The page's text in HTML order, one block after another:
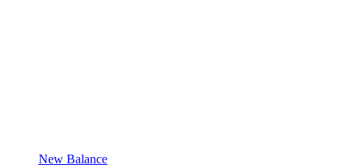
New Balance